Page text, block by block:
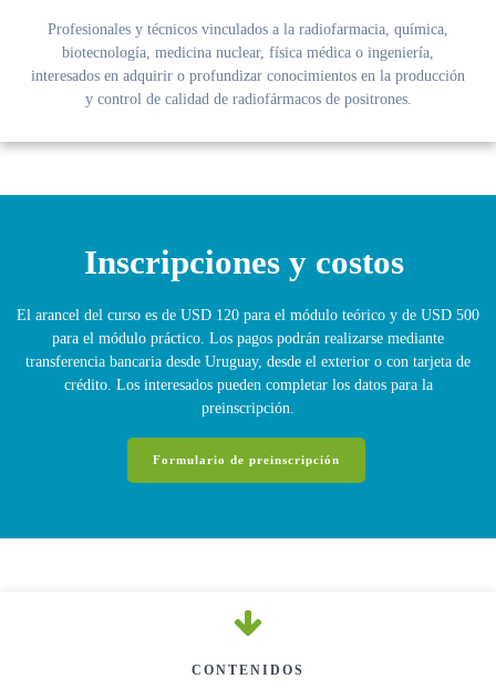
Profesionales y técnicos vinculados a la radiofarmacia, química,
biotecnología, medicina nuclear, física médica o ingeniería,
interesados en adquirir o profundizar conocimientos en la producción
y control de calidad de radiofármacos de positrones.
Inscripciones y costos
El arancel del curso es de USD 120 para el módulo teórico y de USD 500
para el módulo práctico. Los pagos podrán realizarse mediante
transferencia bancaria desde Uruguay, desde el exterior o con tarjeta de
crédito. Los interesados pueden completar los datos para la
preinscripción.
Formulario de preinscripción
CONTENIDOS